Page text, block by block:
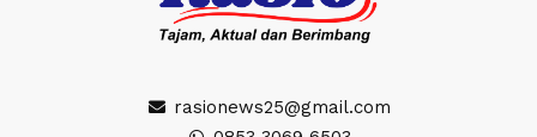
rasionews25@gmail.com